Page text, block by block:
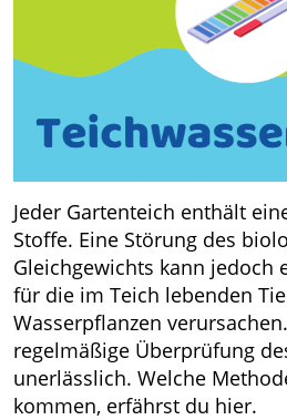
Jeder Gartenteich enthält
Stoffe. Eine Störung des
Gleichgewichts kann jedoch
für die im Teich lebenden
Wasserpflanzen
regelmäßige Überprüfung
unerlässlich. Welche
kommen, erfährst du hier.